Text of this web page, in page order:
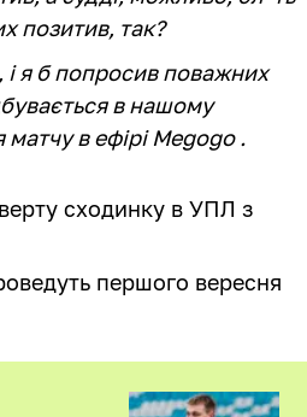
позитив, так?
і я б попросив поважних
в нашому
матчу в ефірі Megogo .
сходинку в УПЛ з
першого вересня